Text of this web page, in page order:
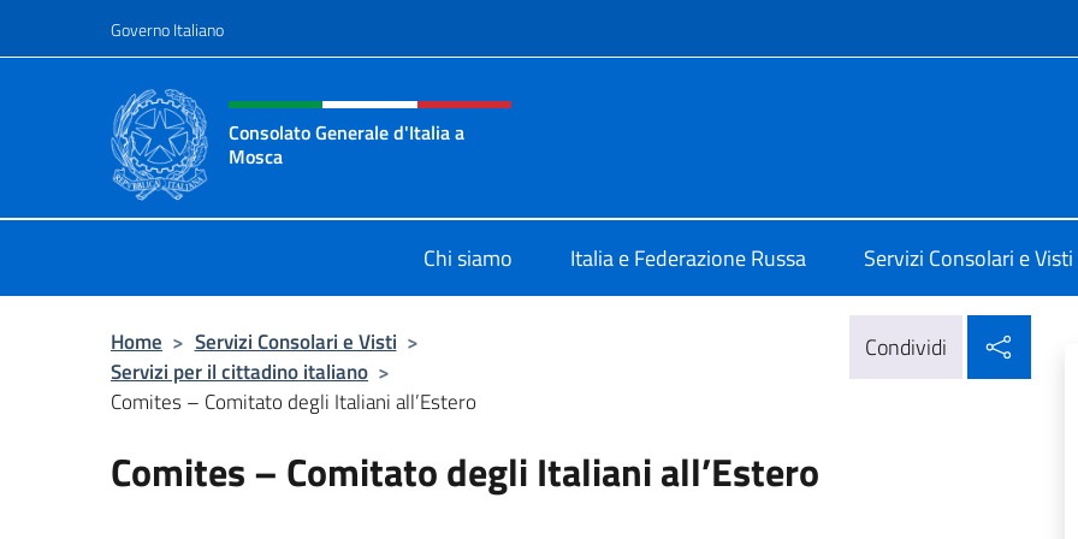
Governo Italiano
Intestazione sito, social e menù
Consolato Generale d'Italia a
Mosca
Chi siamo Italia e Federazione Russa Servizi Consolari e Visti
Home > Servizi Consolari e Visti >
Servizi per il cittadino italiano >
Comites – Comitato degli Italiani all’Estero
Condividi
Comites – Comitato degli Italiani all’Estero